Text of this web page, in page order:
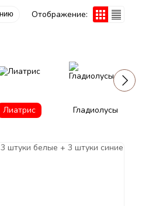
Отображение:
Лиатрис Гладиолусы